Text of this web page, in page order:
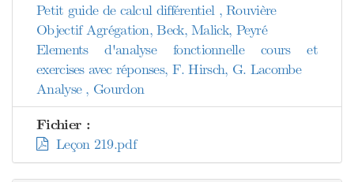
Petit guide de calcul différentiel , Rouvière
Objectif Agrégation, Beck, Malick, Peyré
Elements d'analyse fonctionnelle cours et
exercises avec réponses, F. Hirsch, G. Lacombe
Analyse , Gourdon
Fichier :
Leçon 219.pdf